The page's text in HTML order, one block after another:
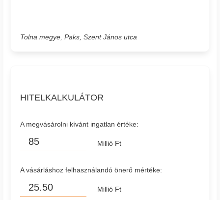
Tolna megye, Paks, Szent János utca
HITELKALKULÁTOR
A megvásárolni kívánt ingatlan értéke:
Millió Ft
A vásárláshoz felhasználandó önerő mértéke:
Millió Ft